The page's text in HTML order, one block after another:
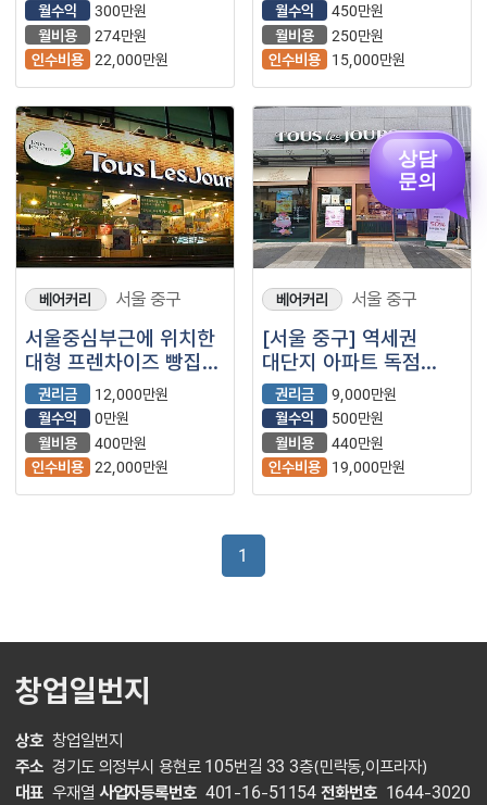
월수익
300만원
월비용
274만원
인수비용 22,000만원
월수익
450만원
월비용
250만원
인수비용
15,000만원
베어커리 서울 중구
서울중심부근에 위치한
대형 프렌차이즈 빵집
입니다
권리금
12,000만원
월수익
0만원
월비용
400만원
인수비용 22,000만원
베어커리 서울 중구
[서울 중구] 역세권
대단지 아파트 독점
베이커리점!!
권리금
9,000만원
월수익
500만원
월비용
440만원
인수비용
19,000만원
1
창업일번지
상호 창업일번지
주소 경기도 의정부시 용현로 105번길 33 3층(민락동,이프라자)
대표 우재열 사업자등록번호 401-16-51154 전화번호 1644-3020
상담
문의